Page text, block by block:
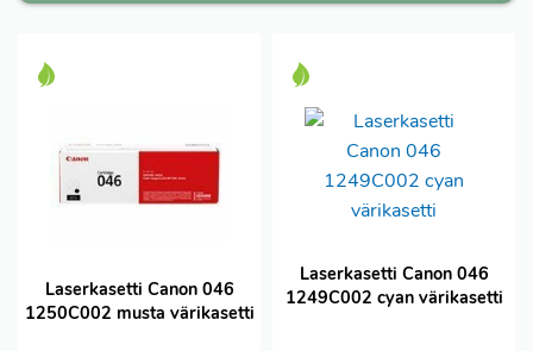
Laserkasetti Canon 046
1250C002 musta värikasetti
Laserkasetti Canon 046
1249C002 cyan värikasetti